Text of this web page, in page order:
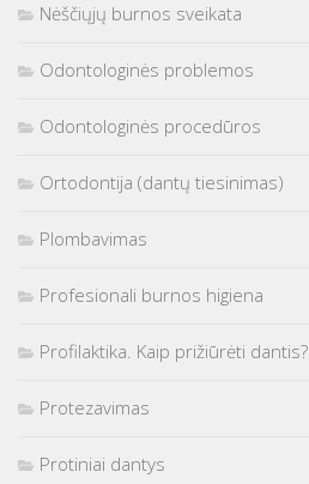
Nėščiųjų burnos sveikata
Odontologinės problemos
Odontologinės procedūros
Ortodontija (dantų tiesinimas)
Plombavimas
Profesionali burnos higiena
Profilaktika. Kaip prižiūrėti dantis?
Protezavimas
Protiniai dantys